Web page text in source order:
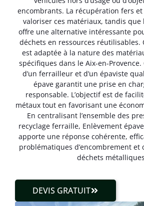
encombrants. La récupération fers
valoriser ces matériaux, tandis
offre une alternative intéressante
déchets en ressources réutilisables.
est adaptée à la nature des
spécifiques dans le Aix-en-Provence.
d’un ferrailleur et d’un épaviste
épave garantit une prise en
responsable. L’objectif est de
métaux tout en favorisant une
En centralisant l’ensemble des
recyclage ferraille, Enlèvement
apporte une réponse cohérente,
problématiques d’encombrement et
déchets
DEVIS GRATUIT